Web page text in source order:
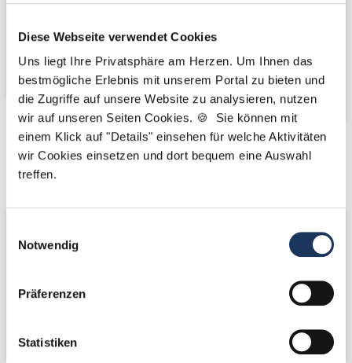
Diese Webseite verwendet Cookies
Uns liegt Ihre Privatsphäre am Herzen. Um Ihnen das
bestmögliche Erlebnis mit unserem Portal zu bieten und
die Zugriffe auf unsere Website zu analysieren, nutzen
wir auf unseren Seiten Cookies. 🍪 Sie können mit
einem Klick auf "Details" einsehen für welche Aktivitäten
wir Cookies einsetzen und dort bequem eine Auswahl
treffen.
Notwendig
Präferenzen
Statistiken
Kooperations-
Kooperations-